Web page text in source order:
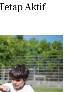
Aktif